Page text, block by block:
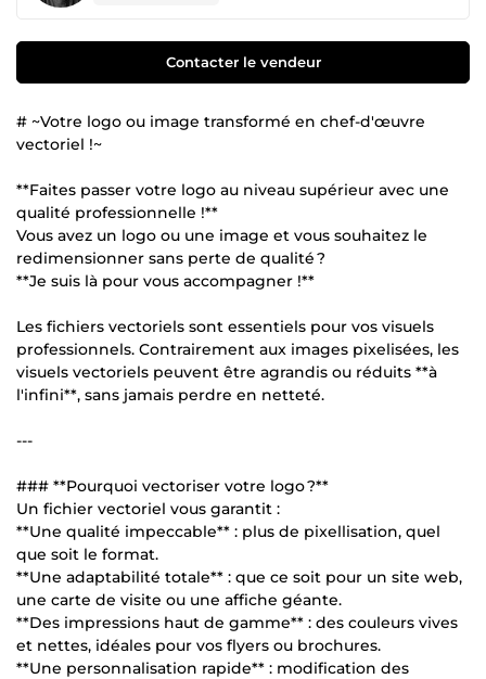
Contacter le vendeur
# ~Votre logo ou image transformé en chef-d'œuvre
vectoriel !~
**Faites passer votre logo au niveau supérieur avec une
qualité professionnelle !**
Vous avez un logo ou une image et vous souhaitez le
redimensionner sans perte de qualité ?
**Je suis là pour vous accompagner !**
Les fichiers vectoriels sont essentiels pour vos visuels
professionnels. Contrairement aux images pixelisées, les
visuels vectoriels peuvent être agrandis ou réduits **à
l'infini**, sans jamais perdre en netteté.
---
### **Pourquoi vectoriser votre logo ?**
Un fichier vectoriel vous garantit :
**Une qualité impeccable** : plus de pixellisation, quel
que soit le format.
**Une adaptabilité totale** : que ce soit pour un site web,
une carte de visite ou une affiche géante.
**Des impressions haut de gamme** : des couleurs vives
et nettes, idéales pour vos flyers ou brochures.
**Une personnalisation rapide** : modification des